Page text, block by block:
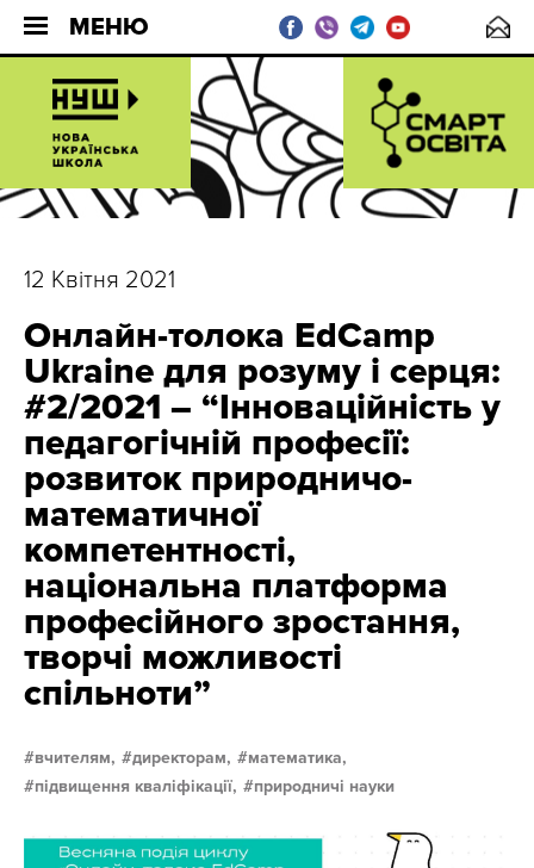
МЕНЮ
12 Квітня 2021
Онлайн-толока EdCamp
Ukraine для розуму і серця:
#2/2021 – “Інноваційність у
педагогічній професії:
розвиток природничо-
математичної
компетентності,
національна платформа
професійного зростання,
творчі можливості
спільноти”
вчителям, директорам,
математика,
підвищення кваліфікації,
природничі науки